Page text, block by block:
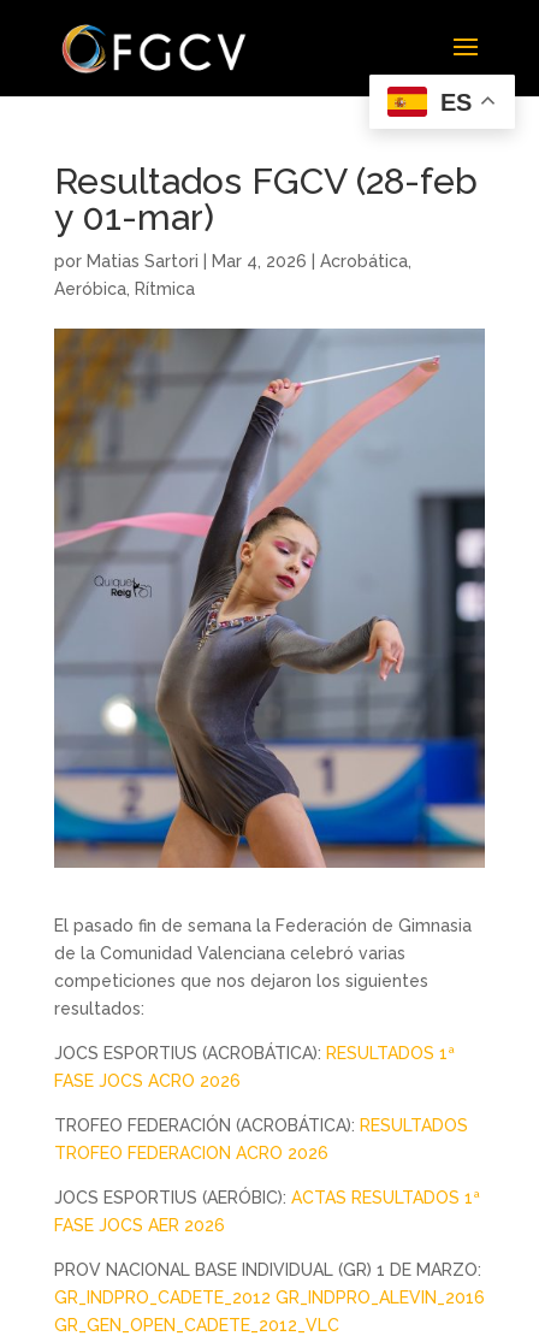
Resultados FGCV (28-feb
y 01-mar)
por Matias Sartori Mar 4, 2026 Acrobática,
Aeróbica, Rítmica
El pasado fin de semana la Federación de Gimnasia
de la Comunidad Valenciana celebró varias
competiciones que nos dejaron los siguientes
resultados:
JOCS ESPORTIUS (ACROBÁTICA): RESULTADOS 1ª
FASE JOCS ACRO 2026
TROFEO FEDERACIÓN (ACROBÁTICA): RESULTADOS
TROFEO FEDERACION ACRO 2026
JOCS ESPORTIUS (AERÓBIC): ACTAS RESULTADOS 1ª
FASE JOCS AER 2026
PROV NACIONAL BASE INDIVIDUAL (GR) 1 DE MARZO:
GR_INDPRO_CADETE_2012 GR_INDPRO_ALEVIN_2016
GR_GEN_OPEN_CADETE_2012_VLC
ES